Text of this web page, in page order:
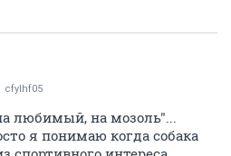
cfylhf05
любимый, на мозоль"...
я понимаю когда собака